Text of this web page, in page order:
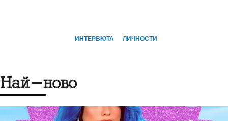
ИНТЕРВЮТА ЛИЧНОСТИ
Най-ново